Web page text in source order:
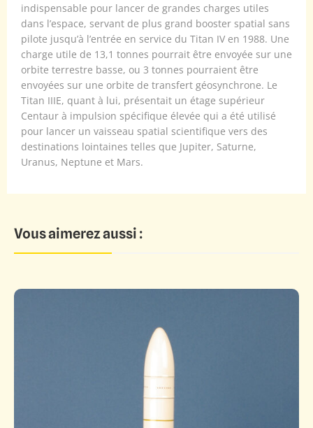
indispensable pour lancer de grandes charges utiles
dans l’espace, servant de plus grand booster spatial sans
pilote jusqu’à l’entrée en service du Titan IV en 1988. Une
charge utile de 13,1 tonnes pourrait être envoyée sur une
orbite terrestre basse, ou 3 tonnes pourraient être
envoyées sur une orbite de transfert géosynchrone. Le
Titan IIIE, quant à lui, présentait un étage supérieur
Centaur à impulsion spécifique élevée qui a été utilisé
pour lancer un vaisseau spatial scientifique vers des
destinations lointaines telles que Jupiter, Saturne,
Uranus, Neptune et Mars.
Vous aimerez aussi :